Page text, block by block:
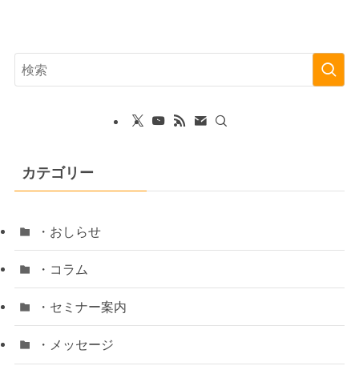
カテゴリー
・おしらせ
・コラム
・セミナー案内
・メッセージ